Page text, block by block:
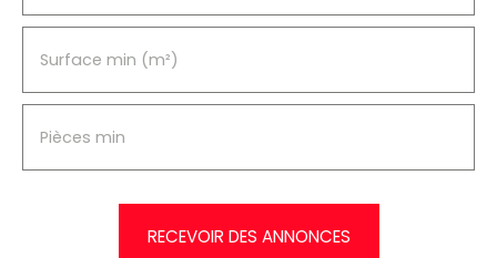
Surface min (m²)
Pièces min
RECEVOIR DES ANNONCES